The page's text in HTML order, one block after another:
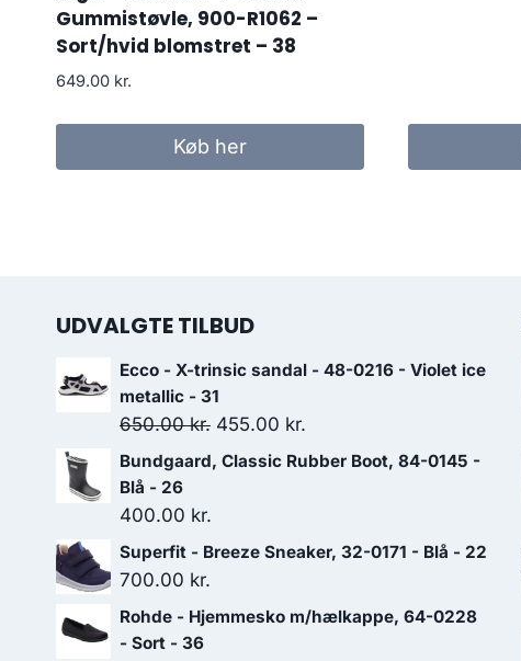
Gummistøvle, 900-R1062 –
Sort/hvid blomstret – 38
649.00 kr.
Køb her
UDVALGTE TILBUD
Ecco - X-trinsic sandal - 48-0216 - Violet ice
metallic - 31
650.00kr. Den
oprindelige
650.00 kr..
455.00 kr.
aktuelle
455.00 kr..
Bundgaard, Classic Rubber Boot, 84-0145 -
Blå - 26
400.00 kr.
Superfit - Breeze Sneaker, 32-0171 - Blå - 22
700.00 kr.
Rohde - Hjemmesko m/hælkappe, 64-0228
- Sort - 36